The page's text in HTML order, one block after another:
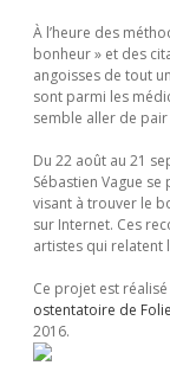
R
S
E
D
E
S
B
L
G
U
E
S
S
i
d
e
b
a
r
À l’heure des
bonheur » et des
angoisses de tout
sont parmi les
semble aller de
Du 22 août au 21
Sébastien Vague
visant à trouver le
sur Internet. Ces
artistes qui relatent
Ce projet est
ostentatoire de
2016.